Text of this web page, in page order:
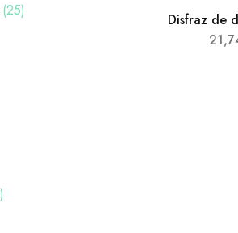
Disfraz de
25